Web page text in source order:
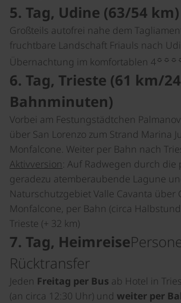
5. Tag, Udine (63/54 km)
Großteils autofrei nahe dem
fruchtbare Landschaft Friauls nach
Übernachtung im komfortablen 4
6. Tag, Trieste (61 km/24
Bahnminuten)
Vorbei am Festungstädtchen
über San Lorenzo zum Strand Marina
Monfalcone. Weiter per Bahn nach
Aktivversion: Auf Radwegen durch die
geradezu atemberaubende Lagune
Naturschutzgebiet Valle Cavanta über
Monfalcone, per Bahn (circa
Trieste (+ 32 km)
7. Tag, Heimreise
Rücktransfer
Jeden Freitag per Bus ab Hotel in
(an circa 12:30 Uhr) und weiter per